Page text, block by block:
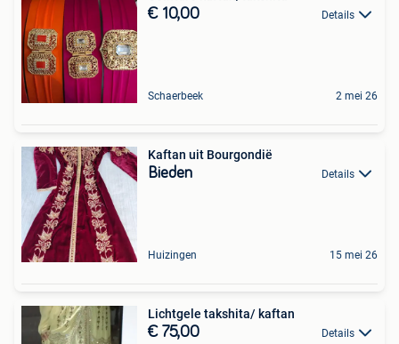
€ 10,00 Details
Schaerbeek 2 mei 26
Kaftan uit Bourgondië
Bieden Details
Huizingen 15 mei 26
Lichtgele takshita/ kaftan
€ 75,00 Details